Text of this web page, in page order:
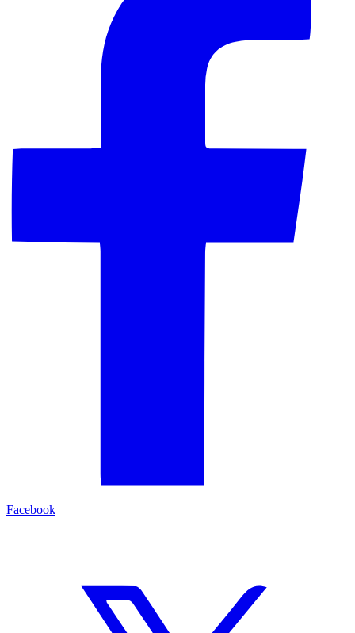
Facebook